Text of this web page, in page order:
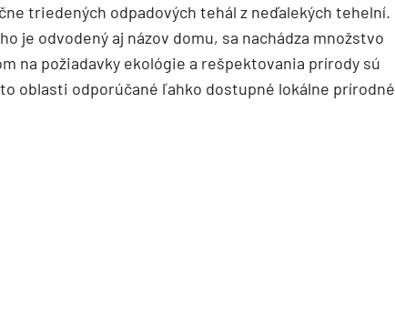
triedených odpadových tehál z neďalekých tehelní.
je odvodený aj názov domu, sa nachádza množstvo
na požiadavky ekológie a rešpektovania prírody sú
oblasti odporúčané ľahko dostupné lokálne prírodné